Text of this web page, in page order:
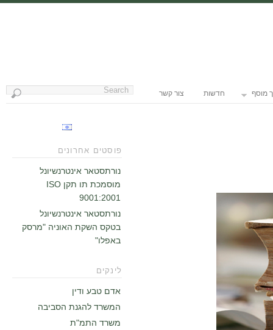
מוסף חדשות צור קשר
פוסטים אחרונים
נורתסטאר אינטרנשיונל
מוסמכת תו תקן ISO
9001:2001
נורתסטאר אינטרנשיונל
בטקס השקת האוניה "מרסק
באפלו"
לינקים
אדם טבע ודין
המשרד להגנת הסביבה
משרד התמ"ת